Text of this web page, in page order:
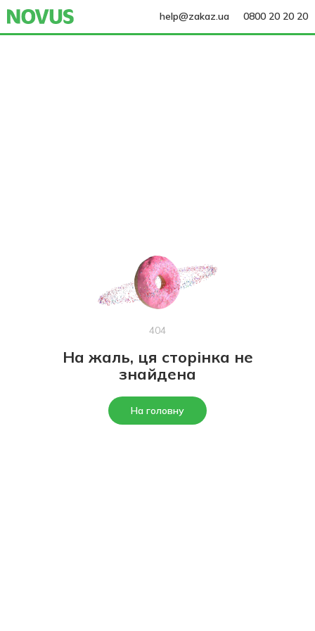
help@zakaz.ua 0800 20 20 20
404
На жаль, ця сторінка не
знайдена
На головну